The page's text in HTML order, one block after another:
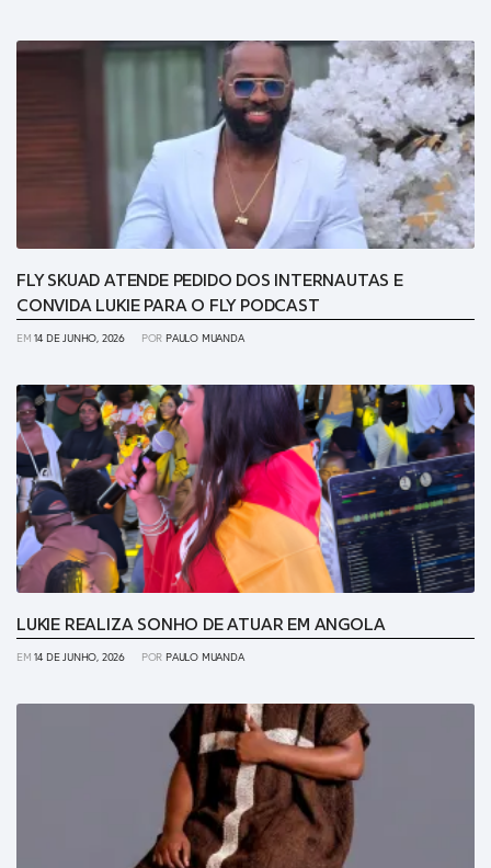
FLY SKUAD ATENDE PEDIDO DOS INTERNAUTAS E
CONVIDA LUKIE PARA O FLY PODCAST
EM14 DE JUNHO, 2026 POR PAULO MUANDA
LUKIE REALIZA SONHO DE ATUAR EM ANGOLA
EM14 DE JUNHO, 2026 POR PAULO MUANDA